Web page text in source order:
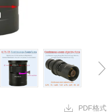
PDF格式